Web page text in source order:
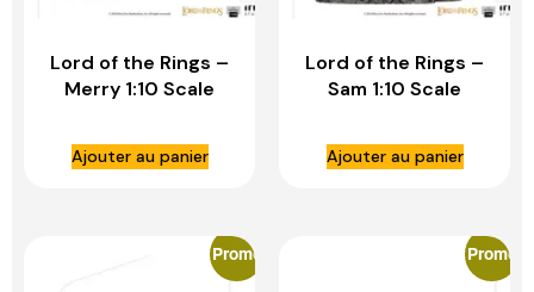
Lord of the Rings –
Merry 1:10 Scale
STUDIOS
Ajouter au panier
Lord of the Rings –
Sam 1:10 Scale
STUDIOS
Ajouter au panier
Promo Promo